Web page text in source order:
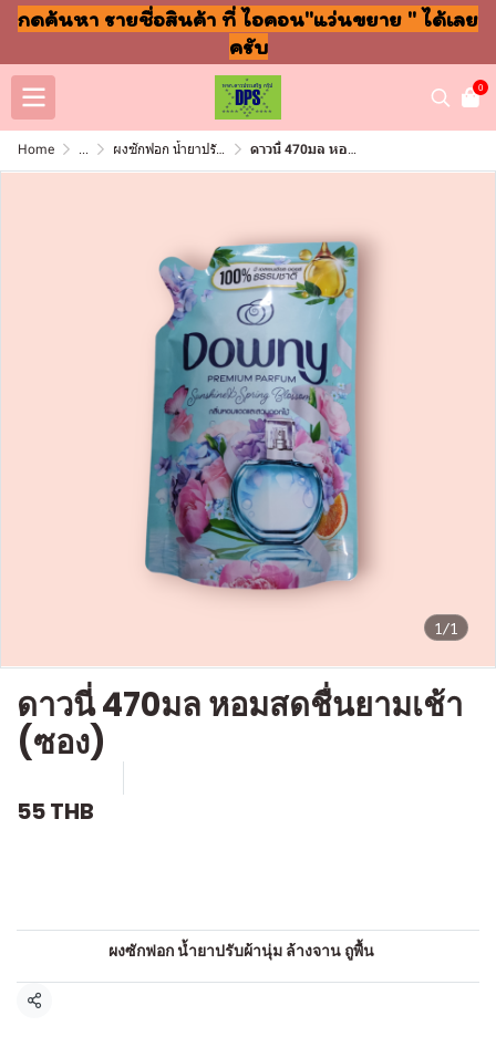
กดค้นหา รายชื่อสินค้า ที่ ไอคอน"แว่นขยาย " ได้เลย
ครับ
0
Home ... ผงซักฟอก น้ำยาปรับผ้านุ่ม ล้างจาน ถูพื้น ดาวนี่ 470มล หอมสดชื่นยามเช้า (ซอง)
1/1
ดาวนี่ 470มล หอมสดชื่นยามเช้า
(ซอง)
55 THB
ผงซักฟอก น้ำยาปรับผ้านุ่ม ล้างจาน ถูพื้น
แชร์